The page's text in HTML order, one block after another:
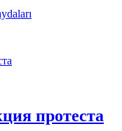
протеста